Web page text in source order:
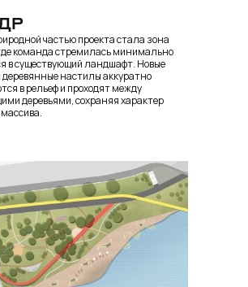
частью проекта стала зона
команда стремилась минимально
в существующий ландшафт. Новые
настилы аккуратно
в рельеф и проходят между
деревьями, сохраняя характер